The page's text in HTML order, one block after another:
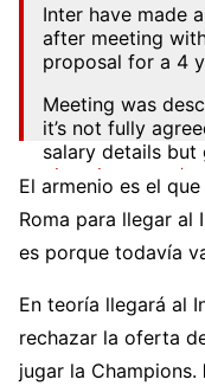
Inter have made
after meeting
proposal for a 4
Meeting was
it’s not fully
salary details but
pic.twitter.com/
— Fabrizio
El armenio es el
Roma para llegar al
es porque todavía
En teoría llegará al
rechazar la oferta
jugar la Champions.